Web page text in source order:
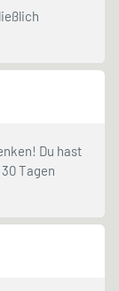
Du hast
Tagen